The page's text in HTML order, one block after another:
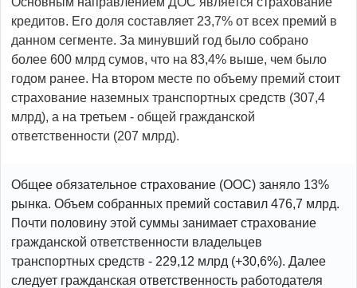
кредитов. Его доля составляет 23,7% от всех премий в
данном сегменте. За минувший год было собрано
более 600 млрд сумов, что на 83,4% выше, чем было
годом ранее. На втором месте по объему премий стоит
страхование наземных транспортных средств (307,4
млрд), а на третьем - общей гражданской
ответственности (207 млрд).
Общее обязательное страхование (ООС) заняло 13%
рынка. Объем собранных премий составил 476,7 млрд.
Почти половину этой суммы занимает страхование
гражданской ответственности владельцев
транспортных средств - 229,12 млрд (+30,6%). Далее
следует гражданская ответственность работодателя